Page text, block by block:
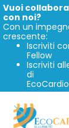
Vuoi
con noi?
Con un
crescente:
Iscriviti
Fellow
Iscriviti
di